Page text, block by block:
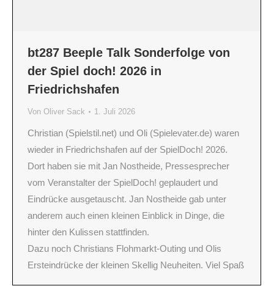
bt287 Beeple Talk Sonderfolge von
der Spiel doch! 2026 in
Friedrichshafen
Von Oliver Sack 1. Juli 2026
Christian (Spielstil.net) und Oli (Spielevater.de) waren
wieder in Friedrichshafen auf der SpielDoch! 2026.
Dort haben sie mit Jan Nostheide, Pressesprecher
vom Veranstalter der SpielDoch! geplaudert und
Eindrücke ausgetauscht. Jan Nostheide gab unter
anderem auch einen kleinen Einblick in Dinge, die
hinter den Kulissen stattfinden.
Dazu noch Christians Flohmarkt-Outing und Olis
Ersteindrücke der kleinen Skellig Neuheiten. Viel Spaß